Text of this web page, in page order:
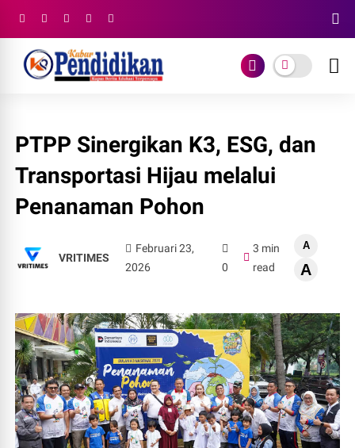
PTPP Sinergikan K3, ESG, dan
Transportasi Hijau melalui
Penanaman Pohon
VRITIMES
Februari 23,
2026
0
3 min
read
A
A